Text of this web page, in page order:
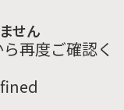
せん
再度ご確認く